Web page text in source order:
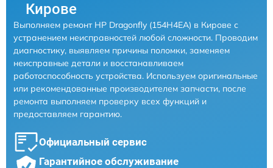
Кирове
Выполняем ремонт HP Dragonfly (154H4EA) в Кирове с
устранением неисправностей любой сложности. Проводим
диагностику, выявляем причины поломки, заменяем
неисправные детали и восстанавливаем
работоспособность устройства. Используем оригинальные
или рекомендованные производителем запчасти, после
ремонта выполняем проверку всех функций и
предоставляем гарантию.
Официальный сервис
Гарантийное обслуживание